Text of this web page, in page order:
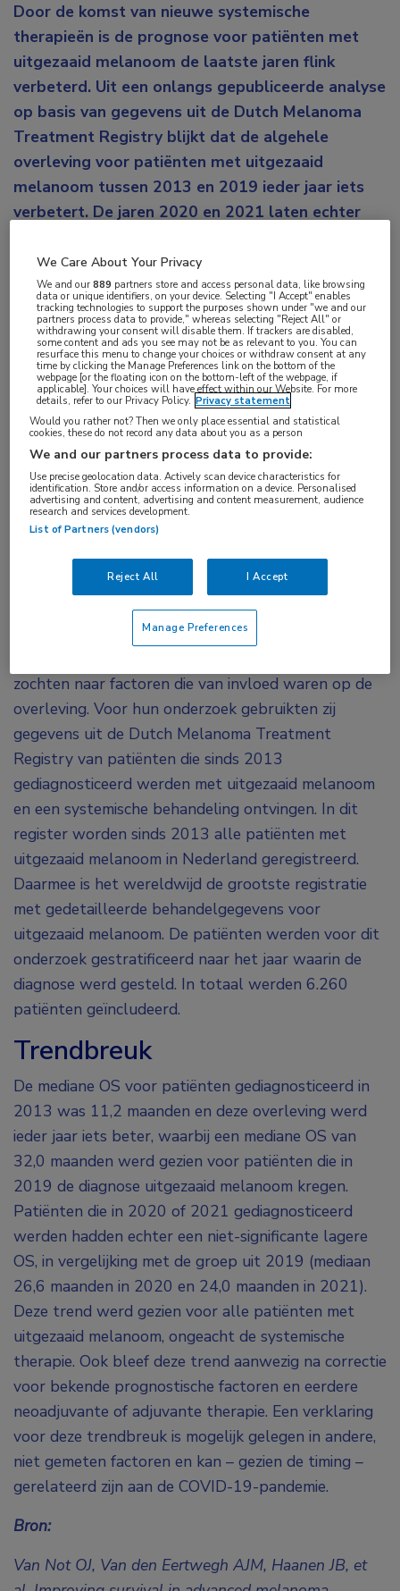
Door de komst van nieuwe systemische
therapieën is de prognose voor patiënten met
uitgezaaid melanoom de laatste jaren flink
verbeterd. Uit een onlangs gepubliceerde analyse
op basis van gegevens uit de Dutch Melanoma
Treatment Registry blijkt dat de algehele
overleving voor patiënten met uitgezaaid
melanoom tussen 2013 en 2019 ieder jaar iets
verbetert. De jaren 2020 en 2021 laten echter
oorzaak nog niet volledig duidelijk is.
De introductie van immuuncheckpoint- en
BRAF/MEK-remmers vanaf 2012 heeft een duidelijke
positieve invloed gehad op de prognose van
patiënten met uitgezaaid (niet-resectabel stadium III
en IV) melanoom. Een analyse over de jaren 2013
tot 2017 suggereerde eerder al een verbeterde
algehele overleving (OS) voor deze groep patiënten.
De vraag is of de overleving van deze patiënten in de
loop van de tijd verder blijft verbeteren.
Dutch Melanoma Treatment
Registry
ineClinicalMedicine
studie evalueerden Nederlandse onderzoekers de
zochten naar factoren die van invloed waren op de
overleving. Voor hun onderzoek gebruikten zij
gegevens uit de Dutch Melanoma Treatment
Registry van patiënten die sinds 2013
gediagnosticeerd werden met uitgezaaid melanoom
en een systemische behandeling ontvingen. In dit
register worden sinds 2013 alle patiënten met
uitgezaaid melanoom in Nederland geregistreerd.
Daarmee is het wereldwijd de grootste registratie
met gedetailleerde behandelgegevens voor
uitgezaaid melanoom. De patiënten werden voor dit
onderzoek gestratificeerd naar het jaar waarin de
diagnose werd gesteld. In totaal werden 6.260
patiënten geïncludeerd.
Trendbreuk
De mediane OS voor patiënten gediagnosticeerd in
2013 was 11,2 maanden en deze overleving werd
ieder jaar iets beter, waarbij een mediane OS van
32,0 maanden werd gezien voor patiënten die in
2019 de diagnose uitgezaaid melanoom kregen.
Patiënten die in 2020 of 2021 gediagnosticeerd
werden hadden echter een niet-significante lagere
OS, in vergelijking met de groep uit 2019 (mediaan
26,6 maanden in 2020 en 24,0 maanden in 2021).
Deze trend werd gezien voor alle patiënten met
uitgezaaid melanoom, ongeacht de systemische
therapie. Ook bleef deze trend aanwezig na correctie
voor bekende prognostische factoren en eerdere
neoadjuvante of adjuvante therapie. Een verklaring
voor deze trendbreuk is mogelijk gelegen in andere,
niet gemeten factoren en kan – gezien de timing –
gerelateerd zijn aan de COVID-19-pandemie.
Bron:
Van Not OJ, Van den Eertwegh AJM, Haanen JB, et
We Care About Your Privacy
We and our889 partners store and access personal data, like browsing
data or unique identifiers, on your device. Selecting "I Accept" enables
tracking technologies to support the purposes shown under "we and our
partners process data to provide," whereas selecting "Reject All" or
withdrawing your consent will disable them. If trackers are disabled,
some content and ads you see may not be as relevant to you. You can
resurface this menu to change your choices or withdraw consent at any
time by clicking the Manage Preferences link on the bottom of the
webpage [or the floating icon on the bottom-left of the webpage, if
applicable]. Your choices will have effect within our Website. For more
details, refer to our Privacy Policy. Privacy statement
Would you rather not? Then we only place essential and statistical
cookies, these do not record any data about you as a person
We and our partners process data to provide:
Use precise geolocation data. Actively scan device characteristics for
identification. Store and/or access information on a device. Personalised
advertising and content, advertising and content measurement, audience
research and services development.
List of Partners (vendors)
Reject All I Accept
Manage Preferences